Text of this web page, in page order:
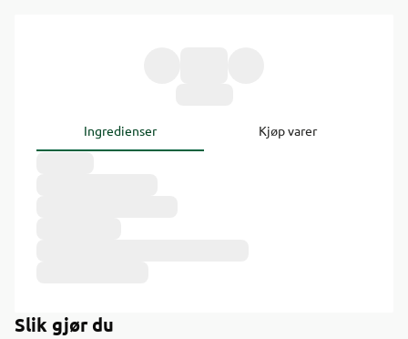
Ingredienser Kjøp varer
Slik gjør du